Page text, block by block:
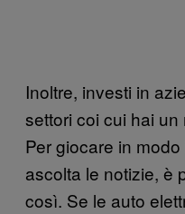
Inoltre, investi in
settori coi cui hai
Per giocare in
ascolta le notizie, è
così. Se le auto